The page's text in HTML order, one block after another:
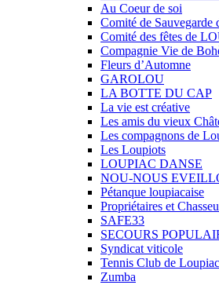
Au Coeur de soi
Comité de
Comité des fêtes de
Compagnie Vie de
Fleurs d’Automne
GAROLOU
LA BOTTE DU CAP
La vie est créative
Les amis du vieux
Les compagnons de
Les Loupiots
LOUPIAC DANSE
NOU-NOUS
Pétanque loupiacaise
Propriétaires et
SAFE33
SECOURS
Syndicat viticole
Tennis Club de Loupiac
Zumba